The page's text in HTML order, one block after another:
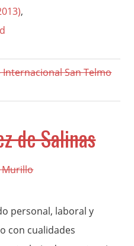
,
San Telmo
de Salinas
personal, laboral y
con cualidades